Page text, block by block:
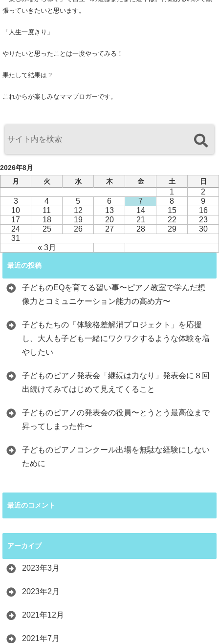
張っていきたいと思います。
「人生一度きり」
やりたいと思ったことは一度やってみる！
果たして結果は？
これからが楽しみなママブロガーです。
2026年8月
月
火 水 木 金 土 日
« 3月
1
2
3
4 5 6 7 8
9
10
11 12 13 14 15
16
17
18 19 20 21 22
23
24
25 26 27 28 29
30
31
最近の投稿
子どものEQを育てる習い事〜ピアノ教室で学んだ想
像力とコミュニケーション能力の高め方〜
子どもたちの「体験格差解消プロジェクト」を応援
し、大人も子ども一緒にワクワクするような体験を増
やしたい
子どものピアノ発表会「継続は力なり」発表会に８回
出続けてみてはじめて見えてくること
子どものピアノの発表会の役員〜とうとう最高位まで
昇ってしまった件〜
子どものピアノコンクール出場を無駄な経験にしない
ために
最近のコメント
アーカイブ
2023年3月
2023年2月
2021年12月
2021年7月